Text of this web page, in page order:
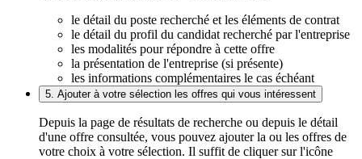
le détail du poste recherché et les éléments de contrat
le détail du profil du candidat recherché par l'entreprise
les modalités pour répondre à cette offre
la présentation de l'entreprise (si présente)
les informations complémentaires le cas échéant
5. Ajouter à votre sélection les offres qui vous intéressent
Depuis la page de résultats de recherche ou depuis le détail
d'une offre consultée, vous pouvez ajouter la ou les offres de
votre choix à votre sélection. Il suffit de cliquer sur l'icône